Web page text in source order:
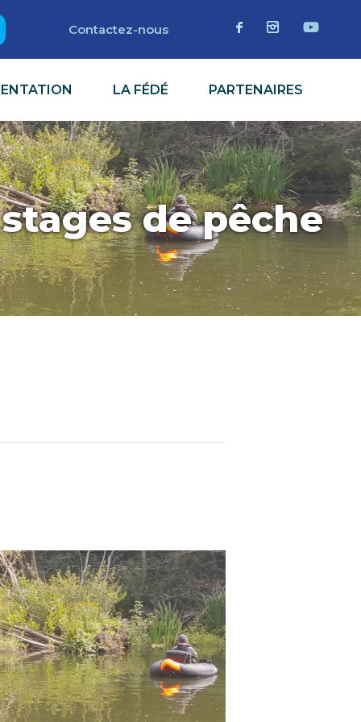
Contactez-nous
LA FÉDÉ PARTENAIRES
de pêche